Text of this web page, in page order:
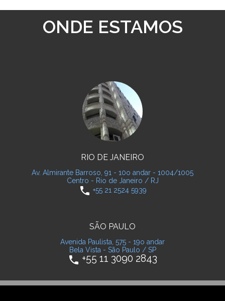
ONDE ESTAMOS
RIO DE JANEIRO
Av. Almirante Barroso, 91 - 10o andar - 1004/1005
Centro - Rio de Janeiro / RJ
phone +55 21 2524 5939
SÃO PAULO
Avenida Paulista, 575 - 19o andar
Bela Vista - São Paulo / SP
phone +55 11 3090 2843